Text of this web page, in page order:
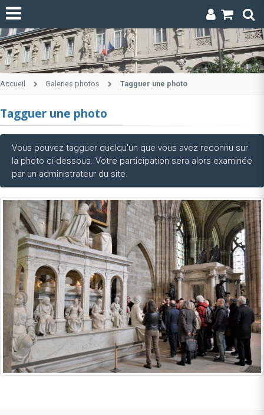
Accueil Galeries photos Tagguer une photo
Tagguer une photo
Vous pouvez tagguer quelqu'un que vous avez reconnu sur
la photo ci-dessous. Votre participation sera alors examinée
par un administrateur du site.